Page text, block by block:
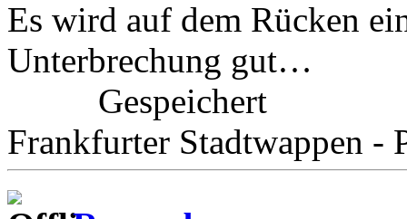
Es wird auf dem Rücken
Unterbrechung gut…
Gespeichert
Frankfurter Stadtwappen -